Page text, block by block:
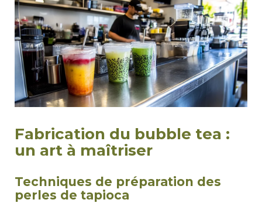
Fabrication du bubble tea :
un art à maîtriser
Techniques de préparation des
perles de tapioca